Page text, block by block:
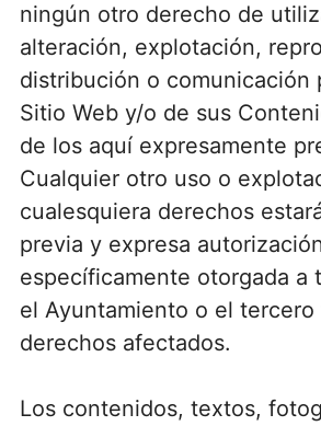
ningún otro derecho de
alteración, explotación,
distribución o comunicación
Sitio Web y/o de sus
de los aquí expresamente
Cualquier otro uso o
cualesquiera derechos
previa y expresa
específicamente otorgada a
el Ayuntamiento o el
derechos afectados.
Los contenidos, textos,